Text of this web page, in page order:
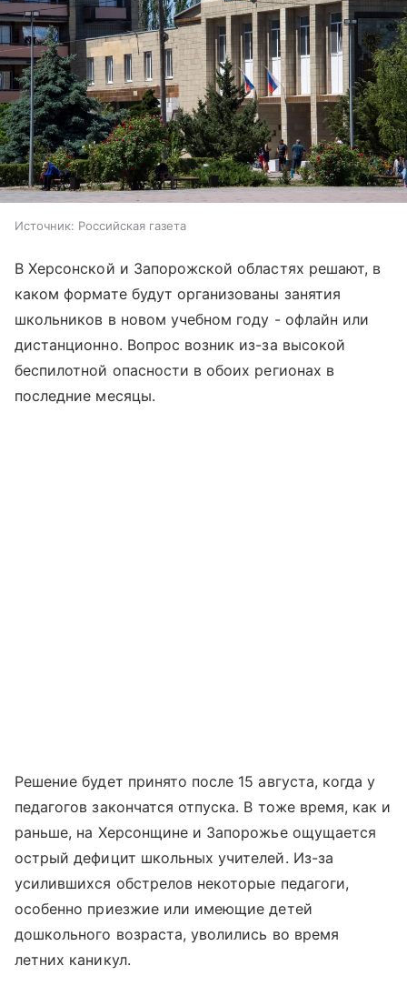
Источник: Российская газета
В Херсонской и Запорожской областях решают, в
каком формате будут организованы занятия
школьников в новом учебном году - офлайн или
дистанционно. Вопрос возник из-за высокой
беспилотной опасности в обоих регионах в
последние месяцы.
Решение будет принято после 15 августа, когда у
педагогов закончатся отпуска. В тоже время, как и
раньше, на Херсонщине и Запорожье ощущается
острый дефицит школьных учителей. Из-за
усилившихся обстрелов некоторые педагоги,
особенно приезжие или имеющие детей
дошкольного возраста, уволились во время
летних каникул.